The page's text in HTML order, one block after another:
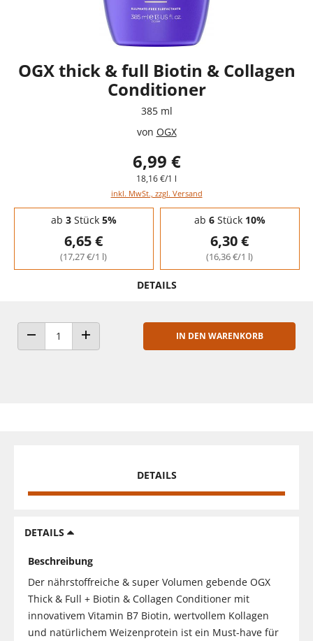
OGX thick & full Biotin & Collagen
Conditioner
385 ml
von OGX
6,99 €
18,16 €/1 l
inkl. MwSt., zzgl. Versand
Staffelpreise - Mengenrabatt
ab 3Stück 5%
6,65 €
(17,27 €/1 l)
ab 6Stück 10%
6,30 €
(16,36 €/1 l)
DETAILS
ANZAHL VERRINGERNANZAHL ERHÖHEN
IN DEN WARENKORB
DETAILS
DETAILS
Beschreibung
Der nährstoffreiche & super Volumen gebende OGX
Thick & Full + Biotin & Collagen Conditioner mit
innovativem Vitamin B7 Biotin, wertvollem Kollagen
und natürlichem Weizenprotein ist ein Must-have für